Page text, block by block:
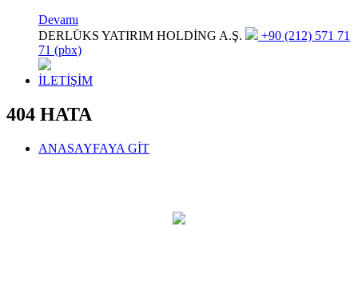
Devamı
DERLÜKS YATIRIM HOLDİNG A.Ş.
+90 (212) 571 71
71 (pbx)
İLETİŞİM
404 HATA
ANASAYFAYA GİT